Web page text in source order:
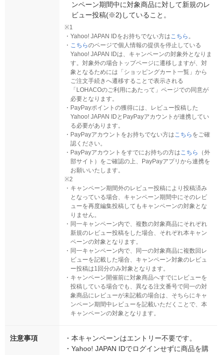
ンペーン期間中に対象商品に対して新規のレ
ビュー投稿(※2)していること。
※1
・ Yahoo! JAPAN IDをお持ちでない方はこちら 。
・ こちらのページで個人情報の提供を停止している
Yahoo! JAPAN IDは、キャンペーンの対象外となりま
す。対象外の場合トップページに遷移しますが、対
象となるためには「ショッピングカート一覧」から
ご注文手続きへ遷移することで表示される
「LOHACOのご利用にあたって」ページでの同意が
必要となります。
・ PayPayポイントの獲得には、レビュー投稿した
Yahoo! JAPAN IDとPayPayアカウントが連携してい
る必要があります。
・ PayPayアカウントをお持ちでない方はこちら をご確
認ください。
・ PayPayアカウントをすでにお持ちの方はこちら
（外
部サイト）をご確認の上、PayPayアプリから連携を
お願いいたします。
※2
・ キャンペーン期間外のレビュー投稿により投稿済み
となっている場合、キャンペーン期間中にそのレビ
ューを再度編集投稿してもキャンペーンの対象とな
りません。
・ 同一キャンペーン内で、複数の対象商品にそれぞれ
新規のレビュー投稿をした場合、それぞれ本キャン
ペーンの対象となります。
・ 同一キャンペーン内で、同一の対象商品に複数回レ
ビューを記載した場合、キャンペーン対象のレビュ
ー投稿は1回分のみ対象となります。
・ キャンペーン開催前に対象商品へすでにレビューを
投稿している場合でも、異なる注文番号で同一の対
象商品にレビューが未記載の場合は、そちらにキャ
ンペーン期間中レビューを記載いただくことで、本
キャンペーンの対象となります。
注意事項 ・ 本キャンペーンはエントリー不要です。
・ Yahoo! JAPAN IDでログインせずに商品を購